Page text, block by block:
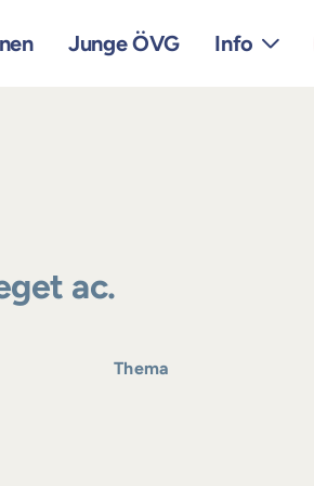
Junge ÖVG Info
ac.
Thema